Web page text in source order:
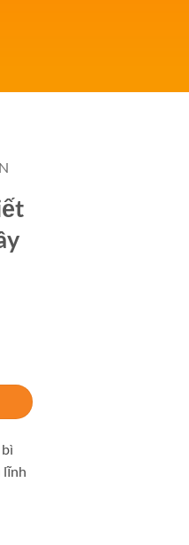
Tây Chiên số lượng
lĩnh